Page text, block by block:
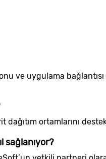
ve uygulama
dağıtım ortamlarını
sağlanıyor?